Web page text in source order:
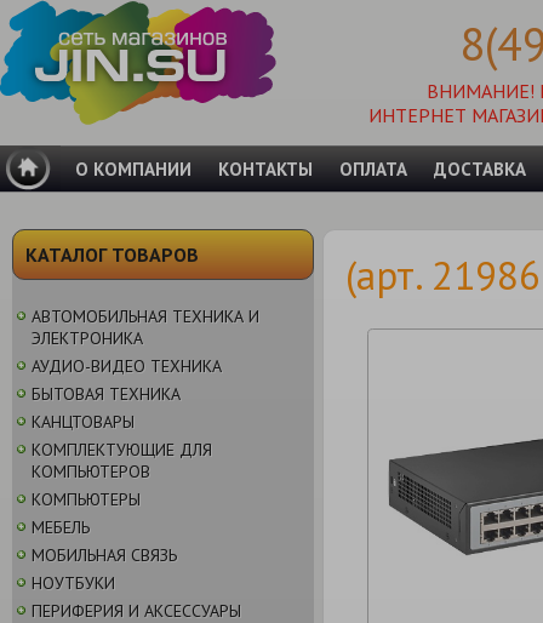
ВНИМАНИЕ!
ИНТЕРНЕТ
О КОМПАНИИ КОНТАКТЫ ОПЛАТА ДОСТАВКА
КАТАЛОГ ТОВАРОВ
АВТОМОБИЛЬНАЯ ТЕХНИКА И
ЭЛЕКТРОНИКА
АУДИО-ВИДЕО ТЕХНИКА
БЫТОВАЯ ТЕХНИКА
КАНЦТОВАРЫ
КОМПЛЕКТУЮЩИЕ ДЛЯ
КОМПЬЮТЕРОВ
КОМПЬЮТЕРЫ
МЕБЕЛЬ
МОБИЛЬНАЯ СВЯЗЬ
НОУТБУКИ
ПЕРИФЕРИЯ И АКСЕССУАРЫ
(арт.